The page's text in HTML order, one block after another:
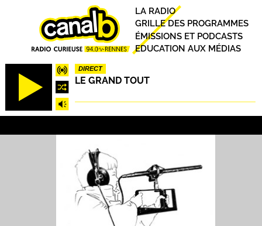
DIRECT
LE GRAND TOUT
Principal
LA RADIO
GRILLE DES PROGRAMMES
ÉMISSIONS ET PODCASTS
EDUCATION AUX MÉDIAS